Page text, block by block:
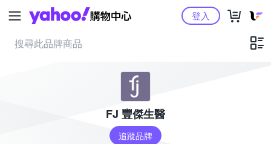
Yahoo購物中心登入
FJ 豐傑生醫
追蹤品牌